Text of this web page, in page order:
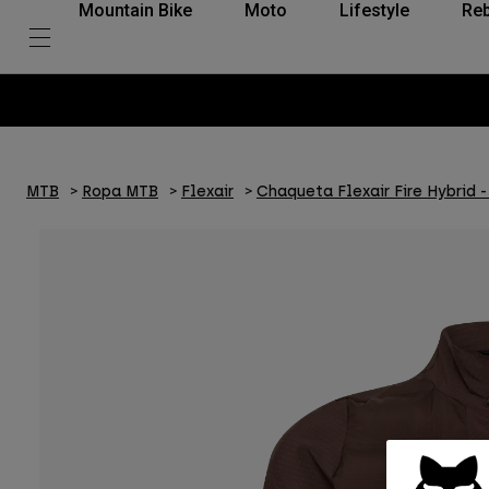
Mountain Bike Moto Lifestyle
MTB Ropa MTB Flexair Chaqueta Flexair Fire Hybrid